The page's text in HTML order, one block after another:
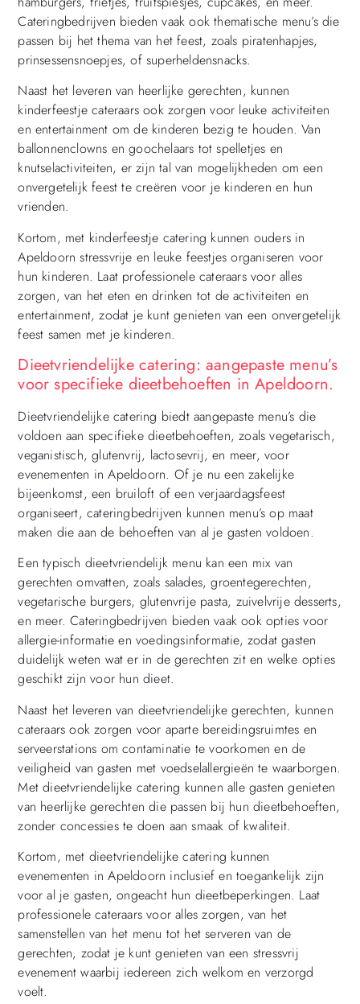
Cateringbedrijven bieden vaak ook thematische menu’s die
passen bij het thema van het feest, zoals piratenhapjes,
prinsessensnoepjes, of superheldensnacks.
Naast het leveren van heerlijke gerechten, kunnen
kinderfeestje cateraars ook zorgen voor leuke activiteiten
en entertainment om de kinderen bezig te houden. Van
ballonnenclowns en goochelaars tot spelletjes en
knutselactiviteiten, er zijn tal van mogelijkheden om een
onvergetelijk feest te creëren voor je kinderen en hun
vrienden.
Kortom, met kinderfeestje catering kunnen ouders in
Apeldoorn stressvrije en leuke feestjes organiseren voor
hun kinderen. Laat professionele cateraars voor alles
zorgen, van het eten en drinken tot de activiteiten en
entertainment, zodat je kunt genieten van een onvergetelijk
feest samen met je kinderen.
Dieetvriendelijke catering: aangepaste menu’s
voor specifieke dieetbehoeften in Apeldoorn.
Dieetvriendelijke catering biedt aangepaste menu’s die
voldoen aan specifieke dieetbehoeften, zoals vegetarisch,
veganistisch, glutenvrij, lactosevrij, en meer, voor
evenementen in Apeldoorn. Of je nu een zakelijke
bijeenkomst, een bruiloft of een verjaardagsfeest
organiseert, cateringbedrijven kunnen menu’s op maat
maken die aan de behoeften van al je gasten voldoen.
Een typisch dieetvriendelijk menu kan een mix van
gerechten omvatten, zoals salades, groentegerechten,
vegetarische burgers, glutenvrije pasta, zuivelvrije desserts,
en meer. Cateringbedrijven bieden vaak ook opties voor
allergie-informatie en voedingsinformatie, zodat gasten
duidelijk weten wat er in de gerechten zit en welke opties
geschikt zijn voor hun dieet.
Naast het leveren van dieetvriendelijke gerechten, kunnen
cateraars ook zorgen voor aparte bereidingsruimtes en
serveerstations om contaminatie te voorkomen en de
veiligheid van gasten met voedselallergieën te waarborgen.
Met dieetvriendelijke catering kunnen alle gasten genieten
van heerlijke gerechten die passen bij hun dieetbehoeften,
zonder concessies te doen aan smaak of kwaliteit.
Kortom, met dieetvriendelijke catering kunnen
evenementen in Apeldoorn inclusief en toegankelijk zijn
voor al je gasten, ongeacht hun dieetbeperkingen. Laat
professionele cateraars voor alles zorgen, van het
samenstellen van het menu tot het serveren van de
gerechten, zodat je kunt genieten van een stressvrij
evenement waarbij iedereen zich welkom en verzorgd
voelt.